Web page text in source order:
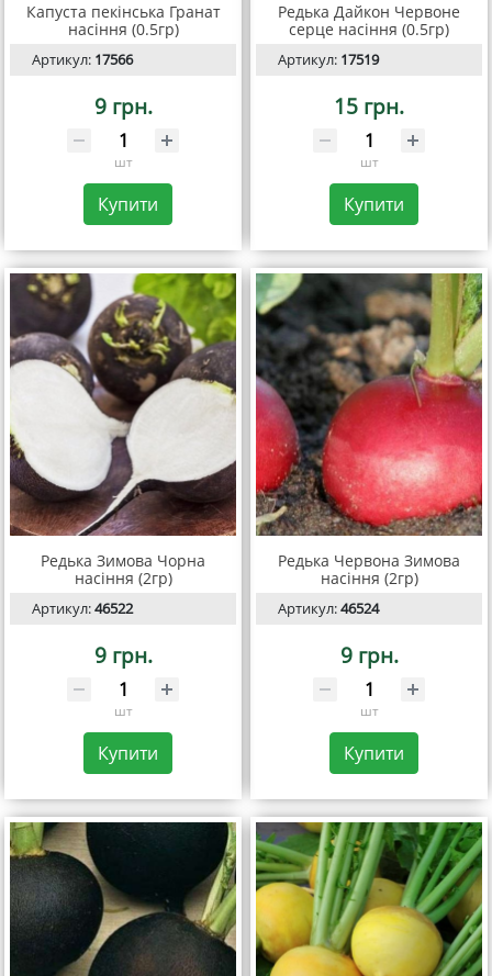
Капуста пекінська Гранат
насіння (0.5гр)
Артикул: 17566
9 грн.
шт
Купити
Редька Дайкон Червоне
серце насіння (0.5гр)
Артикул: 17519
15 грн.
шт
Купити
Редька Зимова Чорна
насіння (2гр)
Артикул:46522
9 грн.
шт
Купити
Редька Червона Зимова
насіння (2гр)
Артикул:46524
9 грн.
шт
Купити